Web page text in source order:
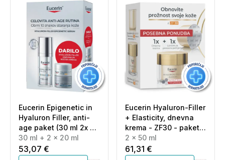
Eucerin Epigenetic in
Hyaluron Filler, anti-
age paket (30 ml 2x 20
ml)
30 ml + 2 x 20 ml
53,07 €
Eucerin Hyaluron-Filler
+ Elasticity, dnevna
krema - ZF30 - paket
(2 x 50 ml)
2 x 50 ml
61,31 €